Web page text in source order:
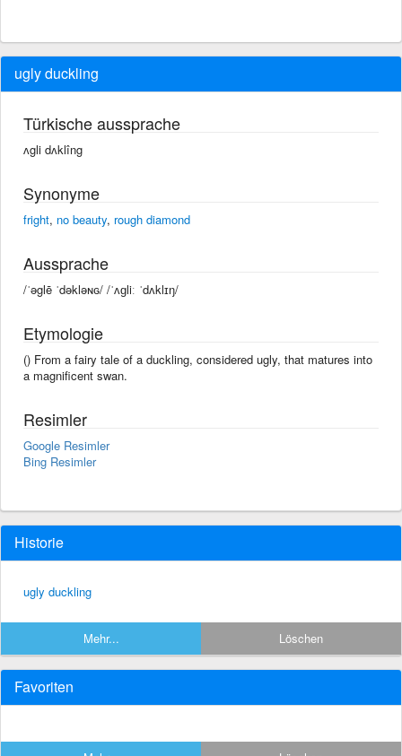
ugly duckling
Türkische aussprache
ʌgli dʌklîng
Synonyme
fright, no beauty, rough diamond
Aussprache
/ˈəglē ˈdəkləɴɢ/ /ˈʌɡliː ˈdʌklɪŋ/
Etymologie
() From a fairy tale of a duckling, considered ugly, that matures into
a magnificent swan.
Resimler
Google Resimler
Bing Resimler
Historie
ugly duckling
Mehr... Löschen
Favoriten